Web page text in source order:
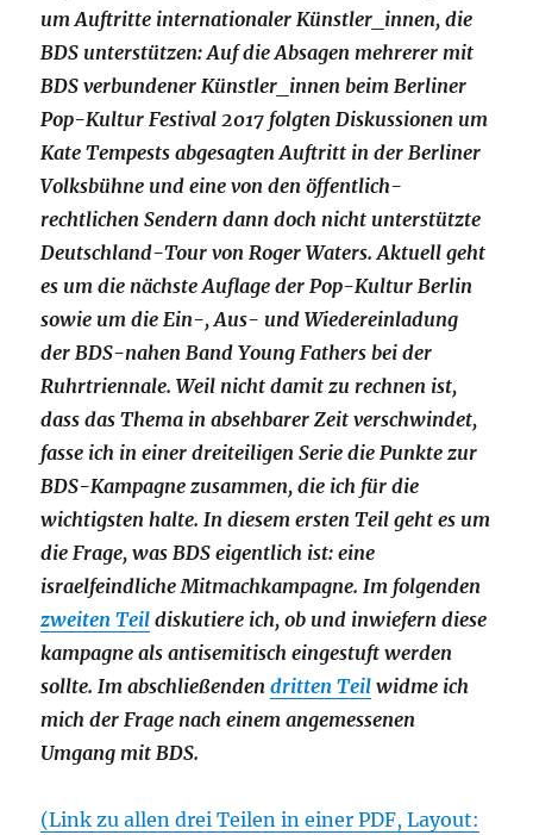
um Auftritte internationaler Künstler_innen, die
BDS unterstützen: Auf die Absagen mehrerer mit
BDS verbundener Künstler_innen beim Berliner
Pop-Kultur Festival 2017 folgten Diskussionen um
Kate Tempests abgesagten Auftritt in der Berliner
Volksbühne und eine von den öffentlich-
rechtlichen Sendern dann doch nicht unterstützte
Deutschland-Tour von Roger Waters. Aktuell geht
es um die nächste Auflage der Pop-Kultur Berlin
sowie um die Ein-, Aus- und Wiedereinladung
der BDS-nahen Band Young Fathers bei der
Ruhrtriennale. Weil nicht damit zu rechnen ist,
dass das Thema in absehbarer Zeit verschwindet,
fasse ich in einer dreiteiligen Serie die Punkte zur
BDS-Kampagne zusammen, die ich für die
wichtigsten halte. In diesem ersten Teil geht es um
die Frage, was BDS eigentlich ist: eine
israelfeindliche Mitmachkampagne. Im folgenden
zweiten Teil diskutiere ich, ob und inwiefern diese
kampagne als antisemitisch eingestuft werden
sollte. Im abschließendendritten Teil widme ich
mich der Frage nach einem angemessenen
Umgang mit BDS.
(Link zu allen drei Teilen in einer PDF, Layout: